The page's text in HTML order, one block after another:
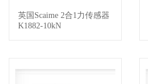
查看详情
英国Scaime 2合1力传感器
K1882-10kN